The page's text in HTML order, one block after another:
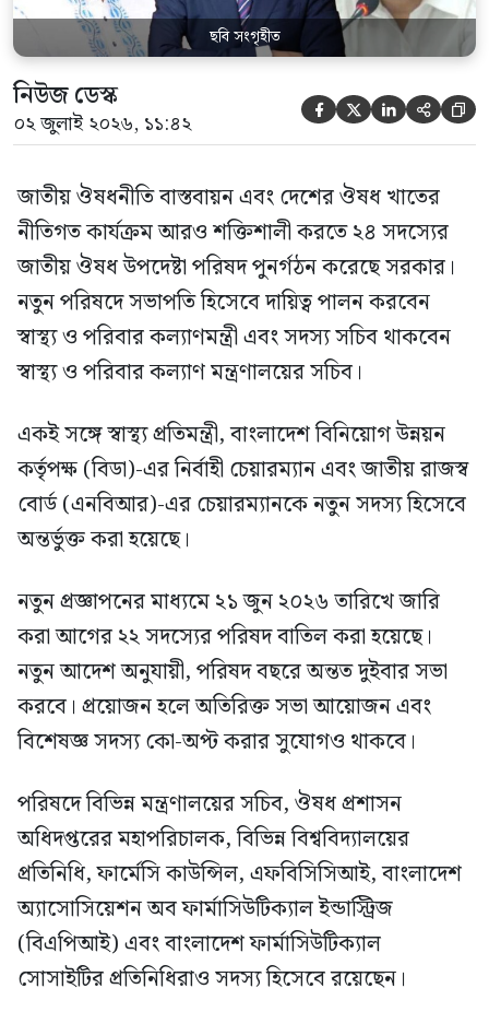
ছবি সংগৃহীত
নিউজ ডেস্ক
০২ জুলাই ২০২৬, ১১:৪২     
জাতীয় ঔষধনীতি বাস্তবায়ন এবং দেশের ঔষধ খাতের
নীতিগত কার্যক্রম আরও শক্তিশালী করতে ২৪ সদস্যের
জাতীয় ঔষধ উপদেষ্টা পরিষদ পুনর্গঠন করেছে সরকার।
নতুন পরিষদে সভাপতি হিসেবে দায়িত্ব পালন করবেন
স্বাস্থ্য ও পরিবার কল্যাণমন্ত্রী এবং সদস্য সচিব থাকবেন
স্বাস্থ্য ও পরিবার কল্যাণ মন্ত্রণালয়ের সচিব।
একই সঙ্গে স্বাস্থ্য প্রতিমন্ত্রী, বাংলাদেশ বিনিয়োগ উন্নয়ন
কর্তৃপক্ষ (বিডা)-এর নির্বাহী চেয়ারম্যান এবং জাতীয় রাজস্ব
বোর্ড (এনবিআর)-এর চেয়ারম্যানকে নতুন সদস্য হিসেবে
অন্তর্ভুক্ত করা হয়েছে।
নতুন প্রজ্ঞাপনের মাধ্যমে ২১ জুন ২০২৬ তারিখে জারি
করা আগের ২২ সদস্যের পরিষদ বাতিল করা হয়েছে।
নতুন আদেশ অনুযায়ী, পরিষদ বছরে অন্তত দুইবার সভা
করবে। প্রয়োজন হলে অতিরিক্ত সভা আয়োজন এবং
বিশেষজ্ঞ সদস্য কো-অপ্ট করার সুযোগও থাকবে।
পরিষদে বিভিন্ন মন্ত্রণালয়ের সচিব, ঔষধ প্রশাসন
অধিদপ্তরের মহাপরিচালক, বিভিন্ন বিশ্ববিদ্যালয়ের
প্রতিনিধি, ফার্মেসি কাউন্সিল, এফবিসিসিআই, বাংলাদেশ
অ্যাসোসিয়েশন অব ফার্মাসিউটিক্যাল ইন্ডাস্ট্রিজ
(বিএপিআই) এবং বাংলাদেশ ফার্মাসিউটিক্যাল
সোসাইটির প্রতিনিধিরাও সদস্য হিসেবে রয়েছেন।